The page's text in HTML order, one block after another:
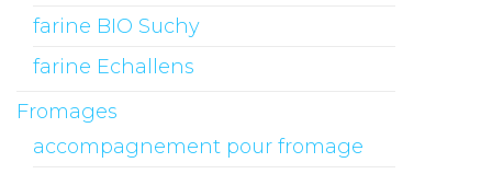
farine BIO Suchy
farine Echallens
Fromages
accompagnement pour fromage